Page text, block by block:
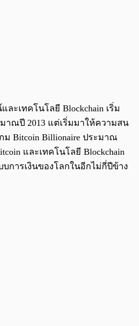
ะเทคโนโลยี Blockchain เริ่ม
าณปี 2013 แต่เริ่มมาให้ความสน
ม Bitcoin Billionaire ประมาณ
และเทคโนโลยี Blockchain
การเงินของโลกในอีกไม่กี่ปีข้าง